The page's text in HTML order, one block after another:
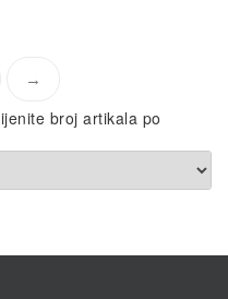
→
broj artikala po